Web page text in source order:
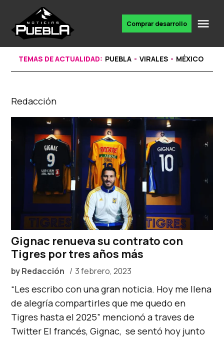
content
noticias
Comprar desarrollo
TEMAS DE ACTUALIDAD: PUEBLA VIRALES MÉXICO
Redacción
Gignac renueva su contrato con
Tigres por tres años más
byRedacción 3 febrero, 2023
“Les escribo con una gran noticia. Hoy me llena
de alegría compartirles que me quedo en
Tigres hasta el 2025” mencionó a traves de
Twitter El francés, Gignac, se sentó hoy junto